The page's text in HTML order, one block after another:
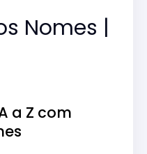
Nomes |
a Z com